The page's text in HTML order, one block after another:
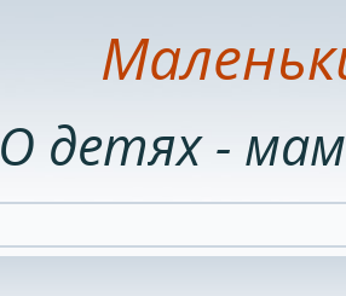
О детях -